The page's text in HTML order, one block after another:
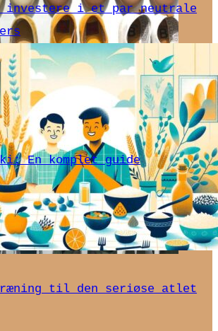
investere i et par neutrale
En komplet guide
til den seriøse atlet